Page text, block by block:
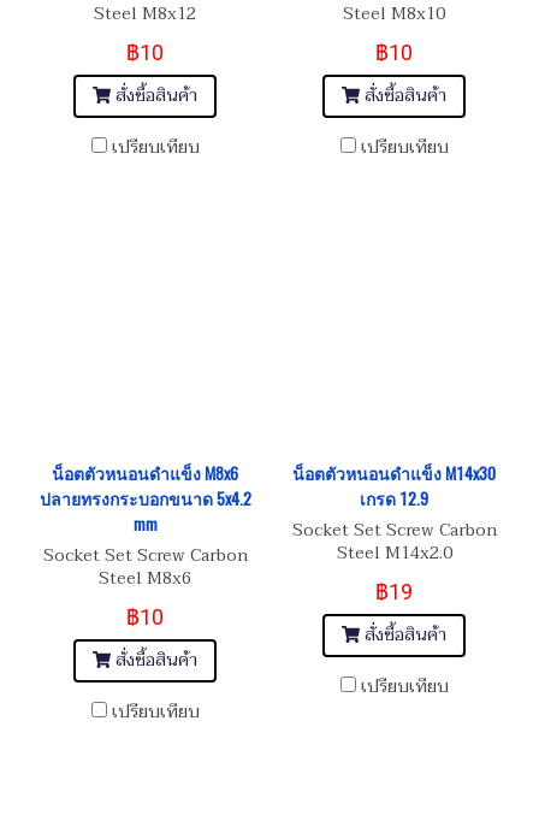
Steel M8x12
฿10
สั่งซื้อสินค้า
เปรียบเทียบ
Steel M8x10
฿10
สั่งซื้อสินค้า
เปรียบเทียบ
น็อตตัวหนอนดำแข็ง M8x6
ปลายทรงกระบอกขนาด 5x4.2
mm
Socket Set Screw Carbon
Steel M8x6
฿10
สั่งซื้อสินค้า
เปรียบเทียบ
น็อตตัวหนอนดำแข็ง M14x30
เกรด 12.9
Socket Set Screw Carbon
Steel M14x2.0
฿19
สั่งซื้อสินค้า
เปรียบเทียบ